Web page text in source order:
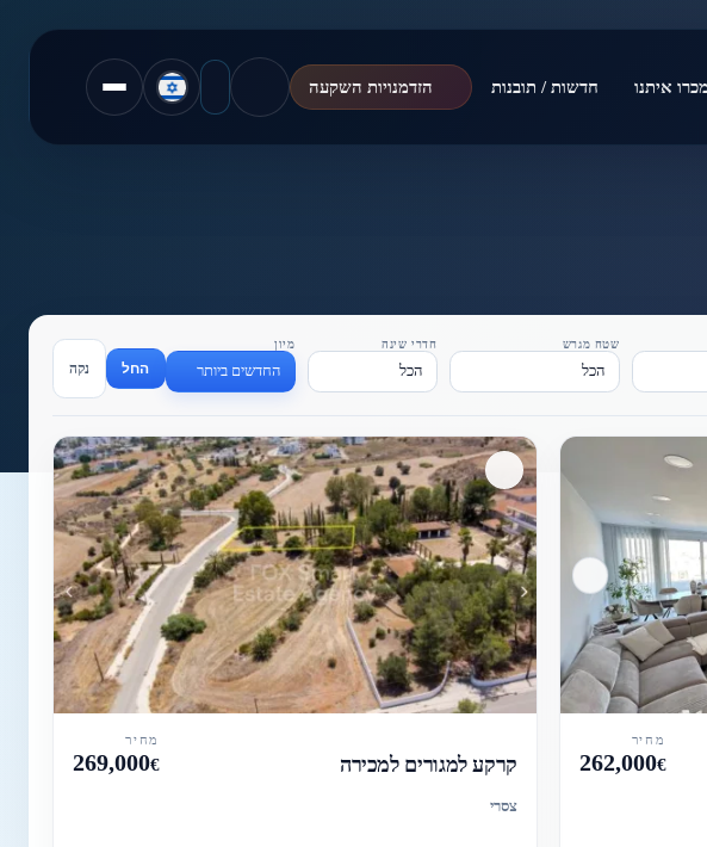
מכרו איתנו חדשות / תובנות הזדמנויות השקעה
שטח מגרש
הכל
חדרי שינה
הכל
מיון
החדשים ביותר החל נקה
מחיר
€
262,000 קרקע למגורים למכירה
צסרי
מחיר
€
269,000